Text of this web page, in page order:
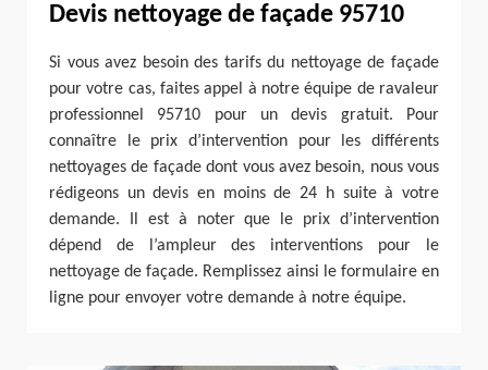
Devis nettoyage de façade 95710
Si vous avez besoin des tarifs du nettoyage de façade
pour votre cas, faites appel à notre équipe de ravaleur
professionnel 95710 pour un devis gratuit. Pour
connaître le prix d’intervention pour les différents
nettoyages de façade dont vous avez besoin, nous vous
rédigeons un devis en moins de 24 h suite à votre
demande. Il est à noter que le prix d’intervention
dépend de l’ampleur des interventions pour le
nettoyage de façade. Remplissez ainsi le formulaire en
ligne pour envoyer votre demande à notre équipe.